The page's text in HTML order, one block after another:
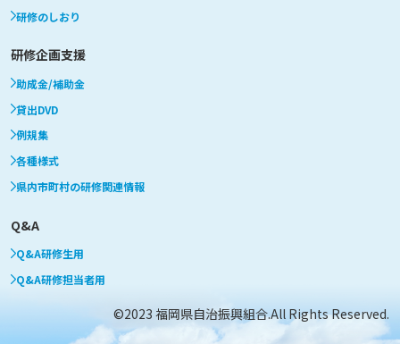
研修のしおり
研修企画支援
助成金/補助金
貸出DVD
例規集
各種様式
県内市町村の研修関連情報
Q&A
Q&A研修生用
Q&A研修担当者用
©2023 福岡県自治振興組合.All Rights Reserved.